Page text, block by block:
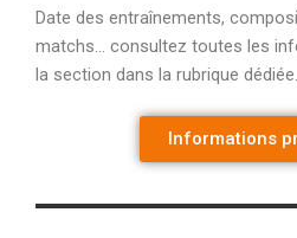
Date des entraînements,
matchs… consultez toutes les
la section dans la rubrique dédiée.
Informations